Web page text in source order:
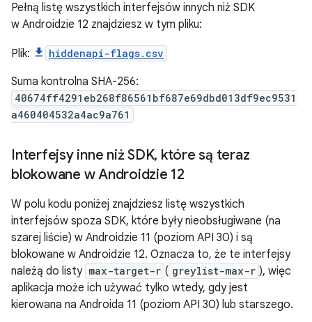
Pełną listę wszystkich interfejsów innych niż SDK
w Androidzie 12 znajdziesz w tym pliku:
Plik: hiddenapi-flags.csv
Suma kontrolna SHA-256:
40674ff4291eb268f86561bf687e69dbd013df9ec9531
a460404532a4ac9a761
Interfejsy inne niż SDK, które są teraz
blokowane w Androidzie 12
W polu kodu poniżej znajdziesz listę wszystkich
interfejsów spoza SDK, które były nieobsługiwane (na
szarej liście) w Androidzie 11 (poziom API 30) i są
blokowane w Androidzie 12. Oznacza to, że te interfejsy
należą do listy max-target-r ( greylist-max-r ), więc
aplikacja może ich używać tylko wtedy, gdy jest
kierowana na Androida 11 (poziom API 30) lub starszego.